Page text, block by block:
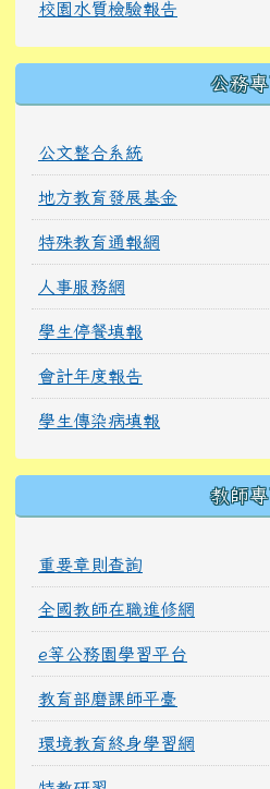
校園水質檢驗報告
公務
公文整合系統
地方教育發展基金
特殊教育通報網
人事服務網
學生停餐填報
會計年度報告
學生傳染病填報
教師
重要章則查詢
全國教師在職進修網
e等公務園學習平台
教育部磨課師平臺
環境教育終身學習網